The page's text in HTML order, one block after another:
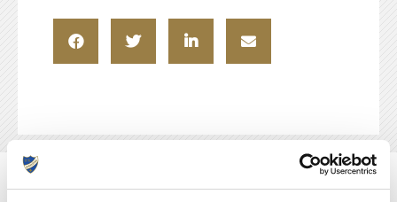
NYHETER